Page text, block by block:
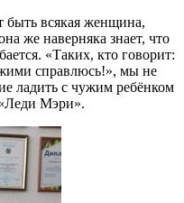
быть всякая женщина,
же наверняка знает, что
«Таких, кто говорит:
справлюсь!», мы не
ладить с чужим ребёнком
«Леди Мэри».